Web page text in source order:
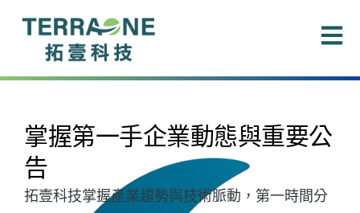
掌握第一手企業動態與重要公
告
拓壹科技掌握產業趨勢與技術脈動，第一時間分